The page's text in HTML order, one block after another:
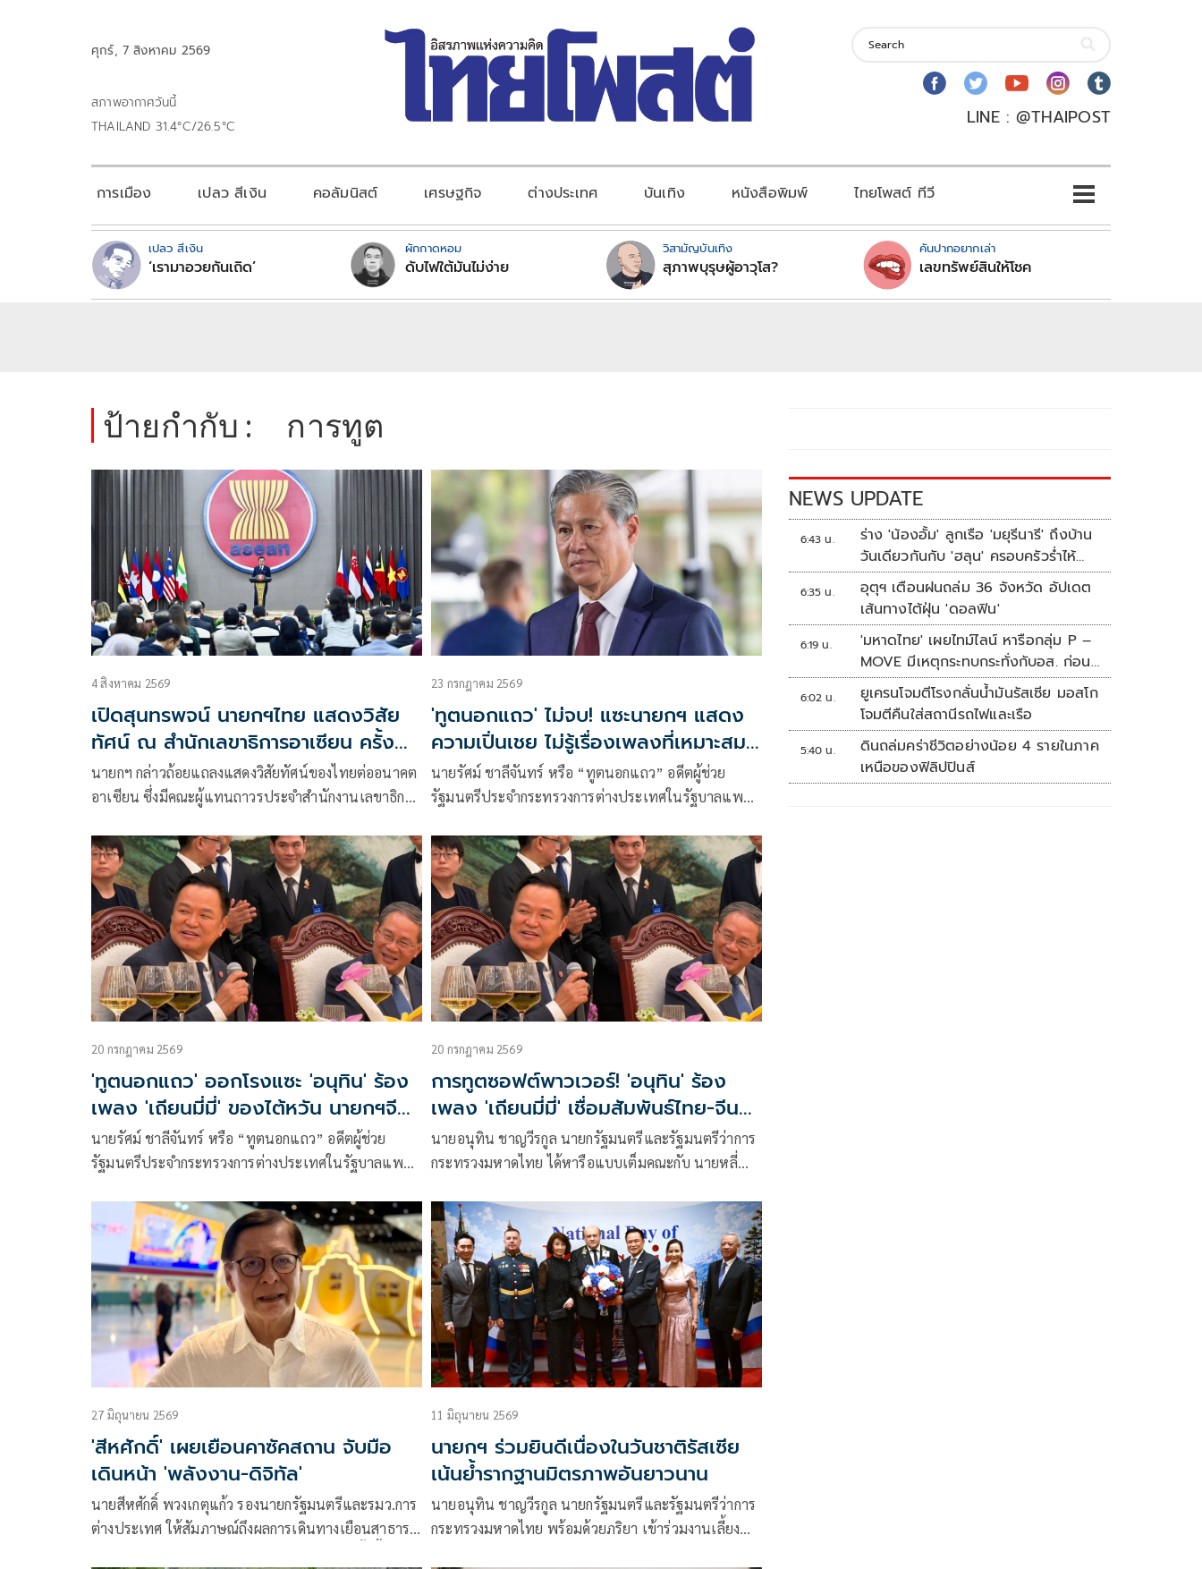
ศุกร์, 7 สิงหาคม 2569
สภาพอากาศวันนี้
THAILAND 31.4°C/26.5°C
LINE : @THAIPOST
การเมือง เปลว สีเงิน คอลัมนิสต์ เศรษฐกิจ ต่างประเทศ บันเทิง หนังสือพิมพ์ ไทยโพสต์ ทีวี
เปลว สีเงิน
‘เรามาอวยกันเถิด’
ผักกาดหอม
ดับไฟใต้มันไม่ง่าย
วิสามัญบันเทิง
สุภาพบุรุษผู้อาวุโส?
คันปากอยากเล่า
เลขทรัพย์สินให้โชค
ป้ายกำกับ : การทูต
4 สิงหาคม 2569
เปิดสุนทรพจน์ นายกฯไทย แสดงวิสัย
ทัศน์ ณ สำนักเลขาธิการอาเซียน ครั้ง
แรกในรอบ 17 ปี
นายกฯ กล่าวถ้อยแถลงแสดงวิสัยทัศน์ของไทยต่ออนาคต
อาเซียน ซึ่งมีคณะผู้แทนถาวรประจำสำนักงานเลขาธิการ
23 กรกฎาคม 2569
'ทูตนอกแถว' ไม่จบ! แซะนายกฯ แสดง
ความเปิ่นเชย ไม่รู้เรื่องเพลงที่เหมาะสม
กว่า 'เถียนมี่มี่'
นายรัศม์ ชาลีจันทร์ หรือ “ทูตนอกแถว” อดีตผู้ช่วย
รัฐมนตรีประจำกระทรวงการต่างประเทศในรัฐบาลแพ
ท้องกันใหญ่
ก็ถ้ามันไม่ได้อะไร ไม่เป็นอะไรอย่างที่ว่า
20 กรกฎาคม 2569
'ทูตนอกแถว' ออกโรงแซะ 'อนุทิน' ร้อง
เพลง 'เถียนมี่มี่' ของไต้หวัน นายกฯจีน
คงกระอักกระอ่วน
นายรัศม์ ชาลีจันทร์ หรือ “ทูตนอกแถว” อดีตผู้ช่วย
รัฐมนตรีประจำกระทรวงการต่างประเทศในรัฐบาลแพ
คิดเห็นต่อกรณีนายอนุทิน ชาญวีรกูล นายกรัฐมนตรี ได้
ร้องเพลง “เถียนมี่มี่” ในงานเลี้ยงอาหารกลางวัน โดยมี
นายหลี่ เฉียง นายกรัฐมนตรีสาธารณรัฐประชาชนจีน
เป็นเจ้าภาพ
20 กรกฎาคม 2569
การทูตซอฟต์พาวเวอร์! 'อนุทิน' ร้อง
เพลง 'เถียนมี่มี่' เชื่อมสัมพันธ์ไทย-จีน
แน่นแฟ้น
นายอนุทิน ชาญวีรกูล นายกรัฐมนตรีและรัฐมนตรีว่าการ
กระทรวงมหาดไทย ได้หารือแบบเต็มคณะกับ นายหลี่
หลี่ เฉียง ได้เป็นเจ้าภาพเลี้ยงอาหารกลางวัน ท่ามกลาง
บรรยากาศอบอุ่นและเป็นกันเอง
27 มิถุนายน 2569
'สีหศักดิ์' เผยเยือนคาซัคสถาน จับมือ
เดินหน้า 'พลังงาน-ดิจิทัล'
นายสีหศักดิ์ พวงเกตุแก้ว รองนายกรัฐมนตรีและรมว.การ
ต่างประเทศ ให้สัมภาษณ์ถึงผลการเดินทางเยือนสาธารณ
11 มิถุนายน 2569
นายกฯ ร่วมยินดีเนื่องในวันชาติรัสเซีย
เน้นย้ำรากฐานมิตรภาพอันยาวนาน
นายอนุทิน ชาญวีรกูล นายกรัฐมนตรีและรัฐมนตรีว่าการ
กระทรวงมหาดไทย พร้อมด้วยภริยา เข้าร่วมงานเลี้ยง
NEWS UPDATE
6:43 น.
ร่าง 'น้องอั้ม' ลูกเรือ 'มยุรีนารี' ถึงบ้าน
วันเดียวกันกับ 'ฮลุน' ครอบครัวร่ำไห้
เผยฝันอยากเป็นทหารเรือ
6:35 น.
อุตุฯ เตือนฝนถล่ม 36 จังหวัด อัปเดต
เส้นทางไต้ฝุ่น 'ดอลฟิน'
6:19 น.
'มหาดไทย' เผยไทม์ไลน์ หารือกลุ่ม P –
MOVE มีเหตุกระทบกระทั่งกับอส. ก่อน
พาส่งขึ้นรถกลับ
6:02 น.
ยูเครนโจมตีโรงกลั่นน้ำมันรัสเซีย มอสโก
โจมตีคืนใส่สถานีรถไฟและเรือ
5:40 น.
ดินถล่มคร่าชีวิตอย่างน้อย 4 รายในภาค
เหนือของฟิลิปปินส์